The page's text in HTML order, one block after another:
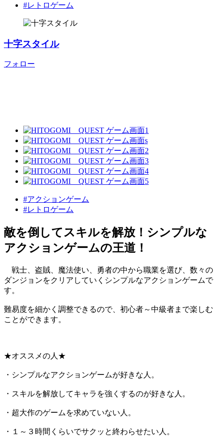
#レトロゲーム
十字スタイル
フォロー
#アクションゲーム
#レトロゲーム
敵を倒してスキルを解放！シンプルな
アクションゲームの王道！
戦士、盗賊、魔法使い、勇者の中から職業を選び、数々の
ダンジョンをクリアしていくシンプルなアクションゲームで
す。
難易度を細かく調整できるので、初心者～中級者まで楽しむ
ことができます。
★オススメの人★
・シンプルなアクションゲームが好きな人。
・スキルを解放してキャラを強くするのが好きな人。
・超大作のゲームを求めていない人。
・１～３時間くらいでサクッと終わらせたい人。